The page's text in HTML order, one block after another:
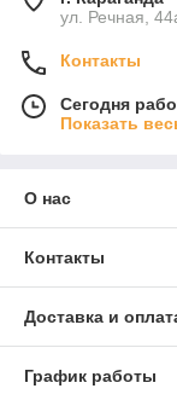
ул. Речная,
Контакты
Сегодня
Показать
О нас
Контакты
Доставка и
График работы